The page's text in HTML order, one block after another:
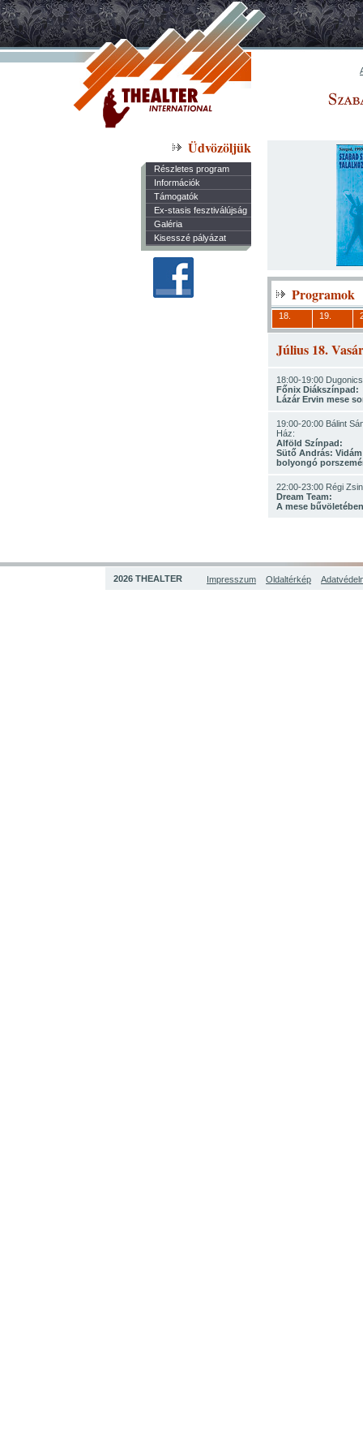
Üdvözöljük
Részletes program
Információk
Támogatók
Ex-stasis fesztiválújság
Galéria
Kisesszé pályázat
Programok
18. 19.
Július 18.
18:00-19:00
Főnix Diákszínpad:
Lázár Ervin mese
19:00-20:00 Bálint
Ház:
Alföld Színpad:
Sütő András:
bolyongó
22:00-23:00 Régi
Dream Team:
A mese bűvöletében
2026 THEALTER Impresszum Oldaltérkép